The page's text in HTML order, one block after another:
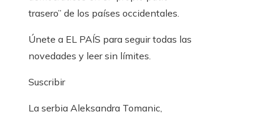
trasero” de los países occidentales.
Únete a EL PAÍS para seguir todas las
novedades y leer sin límites.
Suscribir
La serbia Aleksandra Tomanic,